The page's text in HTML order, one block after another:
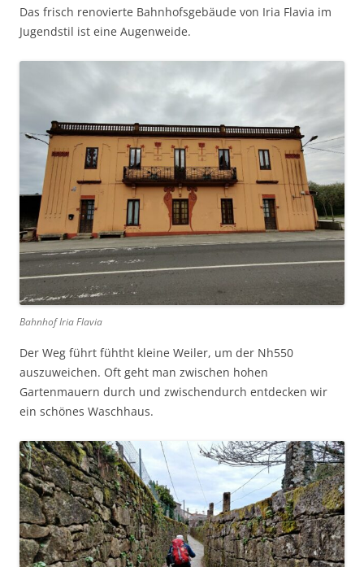
Das frisch renovierte Bahnhofsgebäude von Iria Flavia im
Jugendstil ist eine Augenweide.
Bahnhof Iria Flavia
Der Weg führt fühtht kleine Weiler, um der Nh550
auszuweichen. Oft geht man zwischen hohen
Gartenmauern durch und zwischendurch entdecken wir
ein schönes Waschhaus.